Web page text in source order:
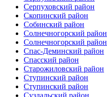
Серпуховский район
Скопинский район
Собинский район
Солнечногорский район
Солнечногорский район
Спас-Деминский район
Спасский район
Старожиловский район
Ступинский район
Ступинский район
Суздальский район